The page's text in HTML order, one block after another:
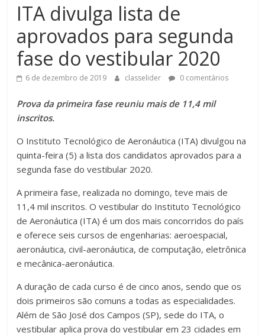
ITA divulga lista de
aprovados para segunda
fase do vestibular 2020
6 de dezembro de 2019 classelider 0 comentários
Prova da primeira fase reuniu mais de 11,4 mil
inscritos.
O Instituto Tecnológico de Aeronáutica (ITA) divulgou na
quinta-feira (5) a lista dos candidatos aprovados para a
segunda fase do vestibular 2020.
A primeira fase, realizada no domingo, teve mais de
11,4 mil inscritos. O vestibular do Instituto Tecnológico
de Aeronáutica (ITA) é um dos mais concorridos do país
e oferece seis cursos de engenharias: aeroespacial,
aeronáutica, civil-aeronáutica, de computação, eletrônica
e mecânica-aeronáutica.
A duração de cada curso é de cinco anos, sendo que os
dois primeiros são comuns a todas as especialidades.
Além de São José dos Campos (SP), sede do ITA, o
vestibular aplica prova do vestibular em 23 cidades em